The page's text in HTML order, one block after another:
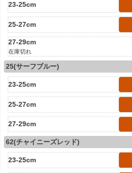
23-25cm
25-27cm
27-29cm
在庫切れ
25(サーフブルー)
23-25cm
25-27cm
27-29cm
62(チャイニーズレッド)
23-25cm